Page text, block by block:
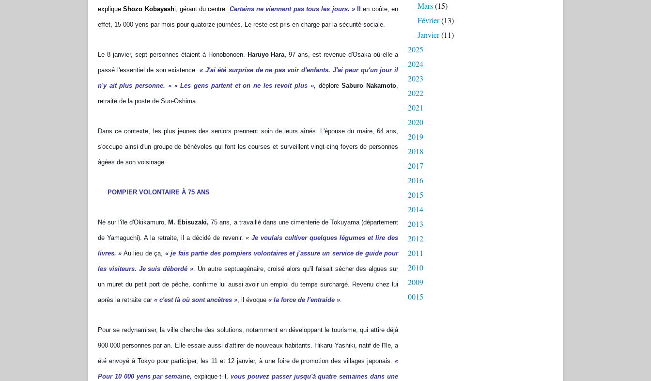
expliqueShozo Kobayashi, gérant du centre. Certains ne viennent pas tous les jours. »Il en coûte, en
effet, 15 000 yens par mois pour quatorze journées. Le reste est pris en charge par la sécurité sociale.
Le 8 janvier, sept personnes étaient à Honobonoen. Haruyo Hara, 97 ans, est revenue d'Osaka où elle a
passé l'essentiel de son existence.« J'ai été surprise de ne pas voir d'enfants. J'ai peur qu'un jour il
n'y ait plus personne. » « Les gens partent et on ne les revoit plus », déploreSaburo Nakamoto
retraité de la poste de Suo-Oshima.
Dans ce contexte, les plus jeunes des seniors prennent soin de leurs aînés. L'épouse du maire, 64 ans,
s'occupe ainsi d'un groupe de bénévoles qui font les courses et surveillent vingt-cinq foyers de personnes
âgées de son voisinage.
POMPIER VOLONTAIRE À 75 ANS
Né sur l'île d'Okikamuro,M. Ebisuzaki, 75 ans, a travaillé dans une cimenterie de Tokuyama (département
de Yamaguchi). A la retraite, il a décidé de revenir. « Je voulais cultiver quelques légumes et lire des
livres. » Au lieu de ça, « je fais partie des pompiers volontaires et j'assure un service de guide pour
les visiteurs. Je suis débordé » . Un autre septuagénaire, croisé alors qu'il faisait sécher des algues sur
un muret du petit port de pêche, confirme lui aussi avoir un emploi du temps surchargé. Revenu chez lui
après la retraite car « c'est là où sont ancêtres » , il évoque « la force de l'entraide »
Pour se redynamiser, la ville cherche des solutions, notamment en développant le tourisme, qui attire déjà
900 000 personnes par an. Elle essaie aussi d'attirer de nouveaux habitants. Hikaru Yashiki, natif de l'île, a
été envoyé à Tokyo pour participer, les 11 et 12 janvier, à une foire de promotion des villages japonais. «
Pour 10 000 yens par semaine, explique-t-il,vous pouvez passer jusqu'à quatre semaines dans une
Mars(15)
Février(13)
Janvier(11)
2025
2024
2023
2022
2021
2020
2019
2018
2017
2016
2015
2014
2013
2012
2011
2010
2009
0015